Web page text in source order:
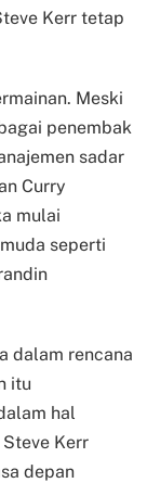
Kerr tetap
Meski
penembak
sadar
Curry
mulai
seperti
dalam rencana
itu
hal
Kerr
depan